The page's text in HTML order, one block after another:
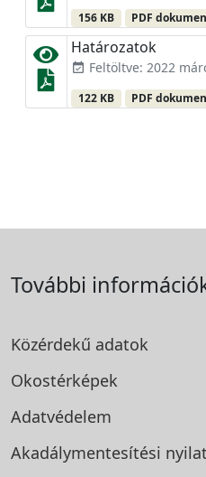
156 KB PDF
Határozatok
event_available Feltöltve: 2022
122 KB PDF
További
Közérdekű adatok
Okostérképek
Adatvédelem
Akadálymentesítési